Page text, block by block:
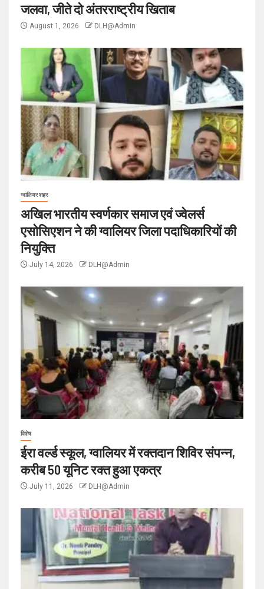
जलवा, जीते दो अंतरराष्ट्रीय खिताब
August 1, 2026 DLH@Admin
ग्वालियर शहर
अखिल भारतीय स्वर्णकार समाज एवं ज्वेलर्स
एसोसिएशन ने की ग्वालियर जिला पदाधिकारियों की
नियुक्ति
July 14, 2026 DLH@Admin
विशेष
ईरा वर्ल्ड स्कूल, ग्वालियर में रक्तदान शिविर संपन्न,
करीब 50 यूनिट रक्त हुआ एकत्र
July 11, 2026 DLH@Admin